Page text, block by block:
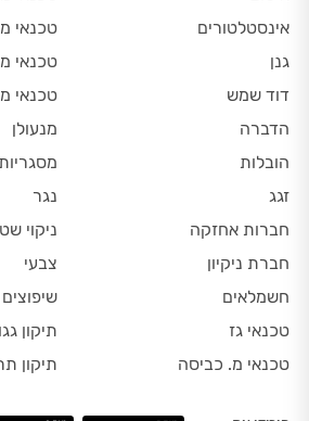
אינסטלטורים
גנן
דוד שמש
הדברה
הובלות
זגג
חברות אחזקה
חברת ניקיון
חשמלאים
טכנאי גז
טכנאי מ. כביסה
טכנאי
טכנאי
טכנאי
מנעולן
מסגריות
נגר
ניקוי
צבעי
שיפוצים
תיקון
תיקון